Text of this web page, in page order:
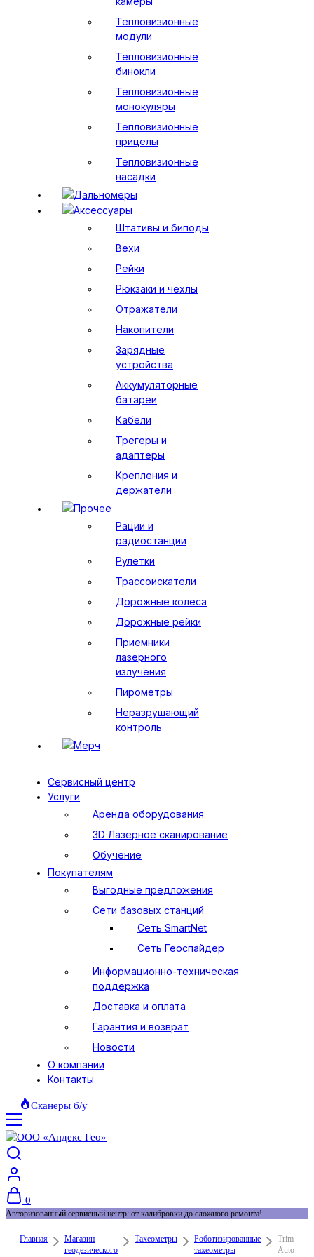
Тепловизионные
модули
Тепловизионные
бинокли
Тепловизионные
монокуляры
Тепловизионные
прицелы
Тепловизионные
насадки
Дальномеры
Аксессуары
Штативы и биподы
Вехи
Рейки
Рюкзаки и чехлы
Отражатели
Накопители
Зарядные
устройства
Аккумуляторные
батареи
Кабели
Трегеры и
адаптеры
Крепления и
держатели
Прочее
Рации и
радиостанции
Рулетки
Трассоискатели
Дорожные колёса
Дорожные рейки
Приемники
лазерного
излучения
Пирометры
Неразрушающий
контроль
Мерч
Сервисный центр
Услуги
Аренда оборудования
3D Лазерное сканирование
Обучение
Покупателям
Выгодные предложения
Сети базовых станций
Сеть SmartNet
Сеть Геоспайдер
Информационно-техническая
поддержка
Доставка и оплата
Гарантия и возврат
Новости
О компании
Контакты
Сканеры б/у
0
Авторизованный сервисный центр: от калибровки до сложного ремонта!
Главная
Магазин
геодезического
Тахеометры
Роботизированные
тахеометры
Trimble
Autolock,